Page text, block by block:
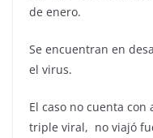
de enero.
Se encuentran en
el virus.
El caso no cuenta
triple viral, no viajó